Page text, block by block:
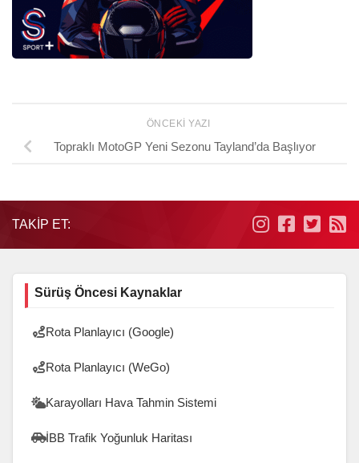
ÖNCEKI YAZI
Topraklı MotoGP Yeni Sezonu Tayland’da Başlıyor
TAKIP ET:
Sürüş Öncesi Kaynaklar
Rota Planlayıcı (Google)
Rota Planlayıcı (WeGo)
Karayolları Hava Tahmin Sistemi
İBB Trafik Yoğunluk Haritası